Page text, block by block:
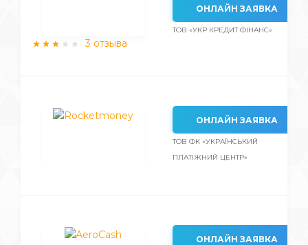
3 отзыва
ОНЛАЙН ЗАЯВКА
ТОВ «УКР КРЕДИТ ФІНАНС»
ОНЛАЙН ЗАЯВКА
ТОВ ФК «УКРАЇНСЬКИЙ
ПЛАТІЖНИЙ ЦЕНТР»
ОНЛАЙН ЗАЯВКА